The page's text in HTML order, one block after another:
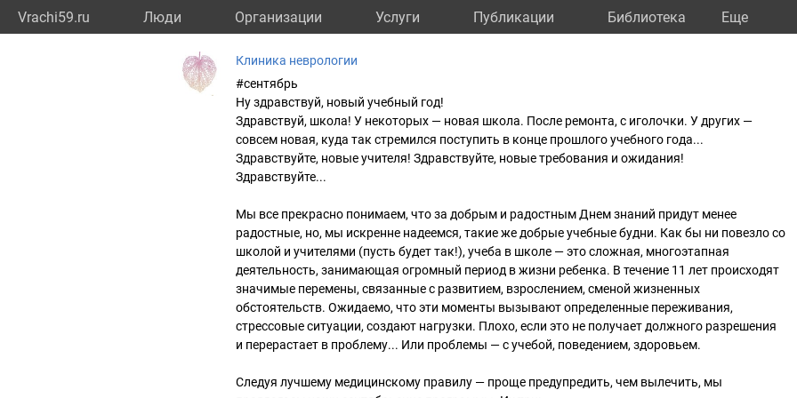
Vrachi59.ru Люди Организации Услуги Публикации Библиотека Eще
Клиника неврологии
#сентябрь
Ну здравствуй, новый учебный год!
Здравствуй, школа! У некоторых — новая школа. После ремонта, с иголочки. У других —
совсем новая, куда так стремился поступить в конце прошлого учебного года...
Здравствуйте, новые учителя! Здравствуйте, новые требования и ожидания!
Здравствуйте...
Мы все прекрасно понимаем, что за добрым и радостным Днем знаний придут менее
радостные, но, мы искренне надеемся, такие же добрые учебные будни. Как бы ни повезло со
школой и учителями (пусть будет так!), учеба в школе — это сложная, многоэтапная
деятельность, занимающая огромный период в жизни ребенка. В течение 11 лет происходят
значимые перемены, связанные с развитием, взрослением, сменой жизненных
обстоятельств. Ожидаемо, что эти моменты вызывают определенные переживания,
стрессовые ситуации, создают нагрузки. Плохо, если это не получает должного разрешения
и перерастает в проблему... Или проблемы — с учебой, поведением, здоровьем.
Следуя лучшему медицинскому правилу — проще предупредить, чем вылечить, мы